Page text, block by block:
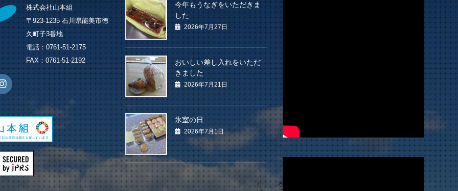
株式会社山本組
〒923-1235 石川県能美市徳
久町子3番地
電話：0761-51-2175
FAX：0761-51-2192
今年もうなぎをいただきま
した
2026年7月27日
おいしい差し入れをいただ
きました
2026年7月21日
氷室の日
2026年7月1日